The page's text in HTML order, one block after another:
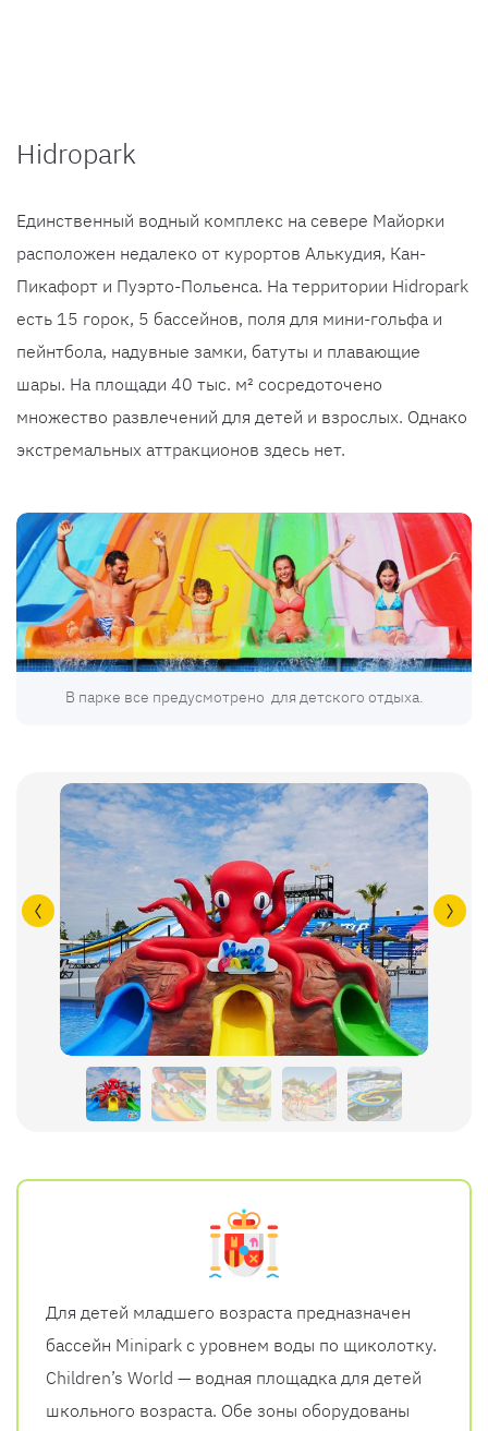
Hidropark
Единственный водный комплекс на севере Майорки
расположен недалеко от курортов Алькудия, Кан-
Пикафорт и Пуэрто-Польенса. На территории Hidropark
есть 15 горок, 5 бассейнов, поля для мини-гольфа и
пейнтбола, надувные замки, батуты и плавающие
шары. На площади 40 тыс. м² сосредоточено
множество развлечений для детей и взрослых. Однако
экстремальных аттракционов здесь нет.
В парке все предусмотрено для детского отдыха.
Для детей младшего возраста предназначен
бассейн Minipark с уровнем воды по щиколотку.
Children’s World — водная площадка для детей
школьного возраста. Обе зоны оборудованы